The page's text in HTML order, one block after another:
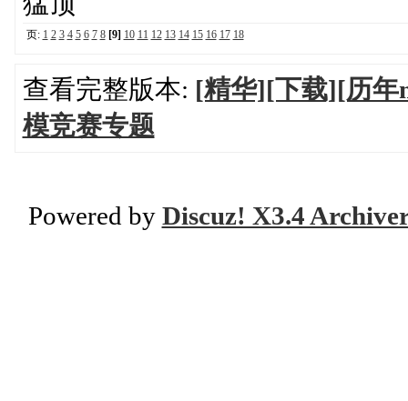
页: 1 2 3 4 5 6 7 8 [9] 10 11 12 13 14 15 16 17 18
查看完整版本: [精华][下载][历年
模竞赛专题
Powered by Discuz! X3.4